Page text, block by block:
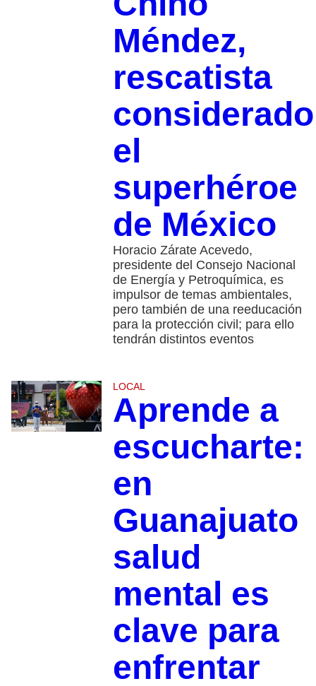
Méndez,
rescatista
considerado
el
superhéroe
de México
Horacio Zárate Acevedo,
presidente del Consejo Nacional
de Energía y Petroquímica, es
impulsor de temas ambientales,
pero también de una reeducación
para la protección civil; para ello
tendrán distintos eventos
LOCAL
Aprende a
escucharte:
en
Guanajuato
salud
mental es
clave para
enfrentar